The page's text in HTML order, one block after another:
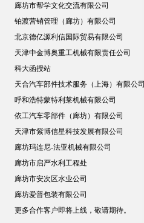
廊坊市帮学文化交流有限公司
铂渡营销管理（廊坊）有限公司
北京德亿源利信国际贸易有限公司
天津中金博奥重工机械有限责任公司
科大函授站
天合汽车部件技术服务（上海）有限公司
呼和浩特蒙特利莱机械有限公司
依工汽车零部件（廊坊）有限公司
天津市紫博信星科技发展有限公司
廊坊玛连尼-法亚机械有限公司
廊坊市启严水利工程处
廊坊市安次区水业公司
廊坊爱普包装有限公司
更多合作客户即将上线，敬请期待。